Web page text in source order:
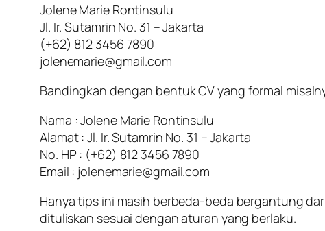
Jolene Marie Rontinsulu
Jl. Ir. Sutamrin No. 31 – Jakarta
(+62) 812 3456 7890
jolenemarie@gmail.com
Bandingkan dengan bentuk CV yang formal
Nama : Jolene Marie Rontinsulu
Alamat : Jl. Ir. Sutamrin No. 31 – Jakarta
No. HP : (+62) 812 3456 7890
Email : jolenemarie@gmail.com
Hanya tips ini masih berbeda-beda bergantung
dituliskan sesuai dengan aturan yang berlaku.